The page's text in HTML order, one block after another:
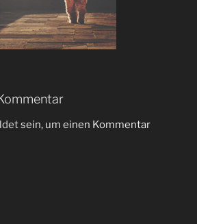
sein, um einen Kommentar